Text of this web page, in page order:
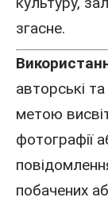
згасне.
авторські
метою
фотографії
побачених